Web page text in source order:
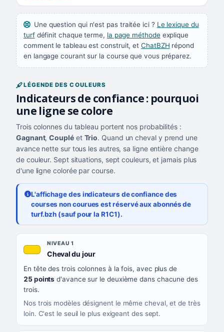
Une question qui n'est pas traitée ici ? Le lexique du
turfdéfinit chaque terme, la page méthodeexplique
comment le tableau est construit, etChatBZH répond
en langage courant sur la course que vous préparez.
LÉGENDE DES COULEURS
Indicateurs de confiance : pourquoi
une ligne se colore
Trois colonnes du tableau portent nos probabilités :
Gagnant,Coupléet Trio. Quand un cheval y prend une
avance nette sur tous les autres, sa ligne entière change
de couleur. Sept situations, sept couleurs, et jamais plus
d'une ligne colorée par course.
L'affichage des indicateurs de confiance des
courses non courues est réservé aux abonnés de
turf.bzh (sauf pour la R1C1).
QUAND LA LIGNE PREND CETTE COULEUR
CE QUE CELA VOUS DIT
NIVEAU 1
Cheval du jour, couleur jaune or
En tête des trois colonnes à la fois, avec plus de
25 points d'avance sur le deuxième dans chacune des
trois.
Nos trois modèles désignent le même cheval, et de très
loin. C'est le seuil le plus exigeant des sept.